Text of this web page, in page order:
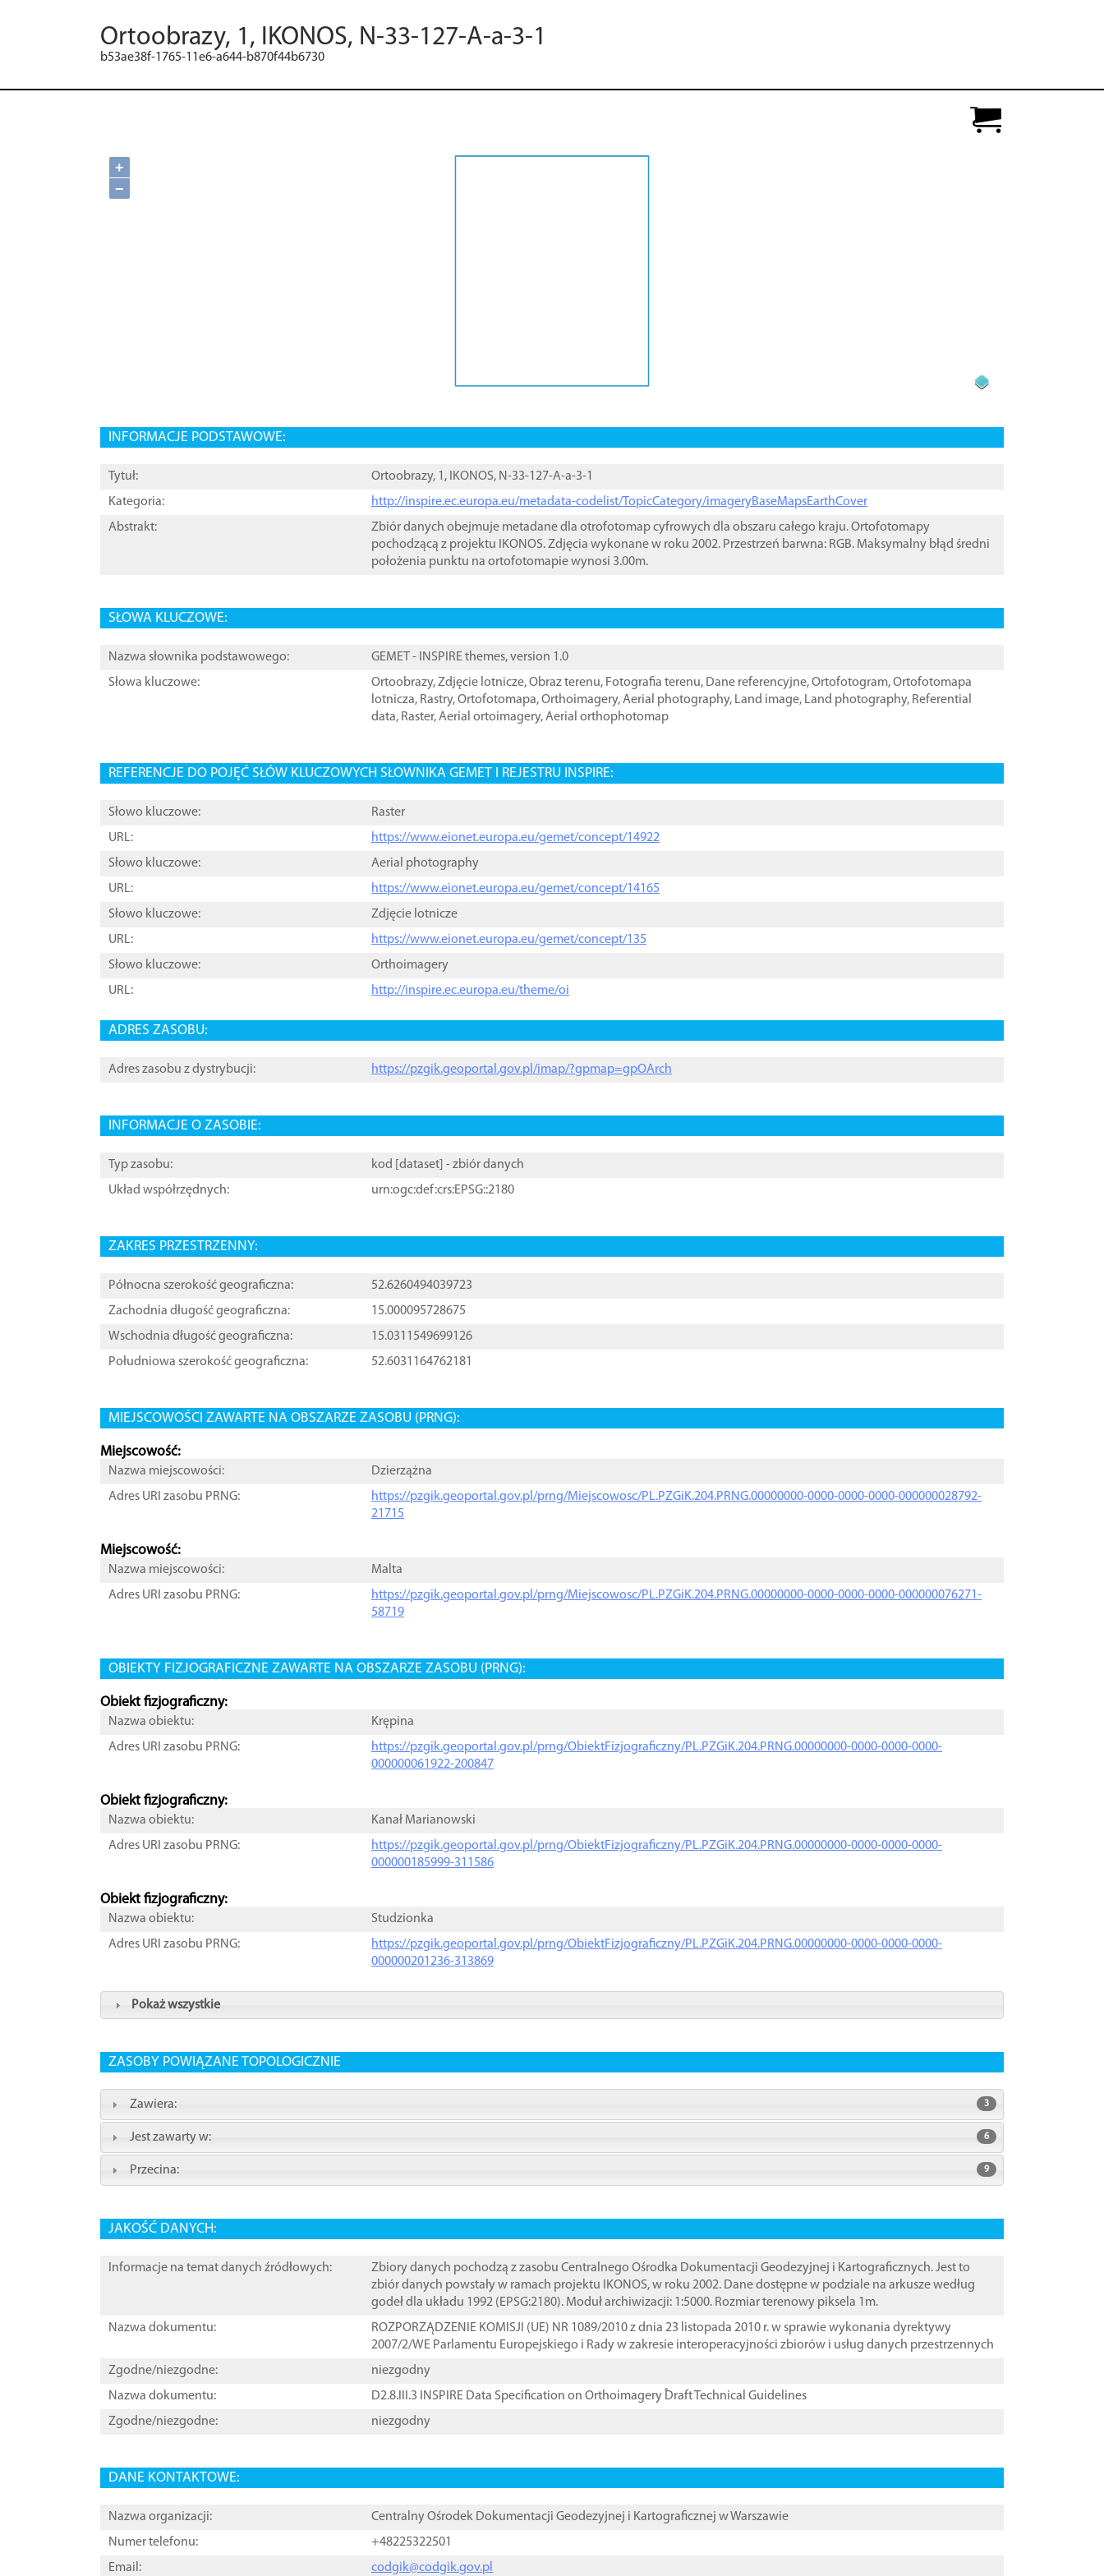
Ortoobrazy, 1, IKONOS, N-33-127-A-a-3-1
b53ae38f-1765-11e6-a644-b870f44b6730
+
−
INFORMACJE PODSTAWOWE:
Tytuł:
Ortoobrazy, 1, IKONOS, N-33-127-A-a-3-1
Kategoria:
http://inspire.ec.europa.eu/metadata-codelist/TopicCategory/imageryBaseMapsEarthCover
Abstrakt:
Zbiór danych obejmuje metadane dla otrofotomap cyfrowych dla obszaru całego kraju. Ortofotomapy
pochodzącą z projektu IKONOS. Zdjęcia wykonane w roku 2002. Przestrzeń barwna: RGB. Maksymalny błąd średni
położenia punktu na ortofotomapie wynosi 3.00m.
SŁOWA KLUCZOWE:
Nazwa słownika podstawowego:
GEMET - INSPIRE themes, version 1.0
Słowa kluczowe:
Ortoobrazy,Zdjęcie lotnicze,Obraz terenu, Fotografia terenu, Dane referencyjne,Ortofotogram,Ortofotomapa
lotnicza, Rastry,Ortofotomapa,Orthoimagery,Aerial photography, Land image, Land photography, Referential
data, Raster,Aerial ortoimagery,Aerial orthophotomap
REFERENCJE DO POJĘĆ SŁÓW KLUCZOWYCH SŁOWNIKA GEMET I REJESTRU INSPIRE:
Słowo kluczowe:
Raster
URL:
https://www.eionet.europa.eu/gemet/concept/14922
Słowo kluczowe:
Aerial photography
URL:
https://www.eionet.europa.eu/gemet/concept/14165
Słowo kluczowe:
Zdjęcie lotnicze
URL:
https://www.eionet.europa.eu/gemet/concept/135
Słowo kluczowe:
Orthoimagery
URL:
http://inspire.ec.europa.eu/theme/oi
ADRES ZASOBU:
Adres zasobu z dystrybucji: https://pzgik.geoportal.gov.pl/imap/?gpmap=gpOArch
INFORMACJE O ZASOBIE:
Typ zasobu: kod [ dataset ] - zbiór danych
Układ współrzędnych:
urn:ogc:def:crs:EPSG::2180
ZAKRES PRZESTRZENNY:
Północna szerokość geograficzna:
52.6260494039723
Zachodnia długość geograficzna:
15.000095728675
Wschodnia długość geograficzna:
15.0311549699126
Południowa szerokość geograficzna:
52.6031164762181
MIEJSCOWOŚCI ZAWARTE NA OBSZARZE ZASOBU (PRNG):
Miejscowość:
Nazwa miejscowości:
Dzierzążna
Adres URI zasobu PRNG:
https://pzgik.geoportal.gov.pl/prng/Miejscowosc/PL.PZGiK.204.PRNG.00000000-0000-0000-0000-000000028792-
21715
Miejscowość:
Nazwa miejscowości:
Malta
Adres URI zasobu PRNG:
https://pzgik.geoportal.gov.pl/prng/Miejscowosc/PL.PZGiK.204.PRNG.00000000-0000-0000-0000-000000076271-
58719
OBIEKTY FIZJOGRAFICZNE ZAWARTE NA OBSZARZE ZASOBU (PRNG):
Obiekt fizjograficzny:
Nazwa obiektu:
Krępina
Adres URI zasobu PRNG:
https://pzgik.geoportal.gov.pl/prng/ObiektFizjograficzny/PL.PZGiK.204.PRNG.00000000-0000-0000-0000-
000000061922-200847
Obiekt fizjograficzny:
Nazwa obiektu:
Kanał Marianowski
Adres URI zasobu PRNG:
https://pzgik.geoportal.gov.pl/prng/ObiektFizjograficzny/PL.PZGiK.204.PRNG.00000000-0000-0000-0000-
000000185999-311586
Obiekt fizjograficzny:
Nazwa obiektu:
Studzionka
Adres URI zasobu PRNG:
https://pzgik.geoportal.gov.pl/prng/ObiektFizjograficzny/PL.PZGiK.204.PRNG.00000000-0000-0000-0000-
000000201236-313869
Pokaż wszystkie
ZASOBY POWIĄZANE TOPOLOGICZNIE
Zawiera: 3
Jest zawarty w: 6
Przecina: 9
JAKOŚĆ DANYCH:
Informacje na temat danych źródłowych:
Zbiory danych pochodzą z zasobu Centralnego Ośrodka Dokumentacji Geodezyjnej i Kartograficznych. Jest to
zbiór danych powstały w ramach projektu IKONOS, w roku 2002. Dane dostępne w podziale na arkusze według
godeł dla układu 1992 (EPSG:2180). Moduł archiwizacji: 1:5000. Rozmiar terenowy piksela 1m.
Nazwa dokumentu:
ROZPORZĄDZENIE KOMISJI (UE) NR 1089/2010 z dnia 23 listopada 2010 r. w sprawie wykonania dyrektywy
2007/2/WE Parlamentu Europejskiego i Rady w zakresie interoperacyjności zbiorów i usług danych przestrzennych
Zgodne/niezgodne:
niezgodny
Nazwa dokumentu:
D2.8.III.3 INSPIRE Data Specification on Orthoimagery ֠Draft Technical Guidelines
Zgodne/niezgodne:
niezgodny
DANE KONTAKTOWE:
Nazwa organizacji:
Centralny Ośrodek Dokumentacji Geodezyjnej i Kartograficznej w Warszawie
Numer telefonu:
+48225322501
Email:
codgik@codgik.gov.pl